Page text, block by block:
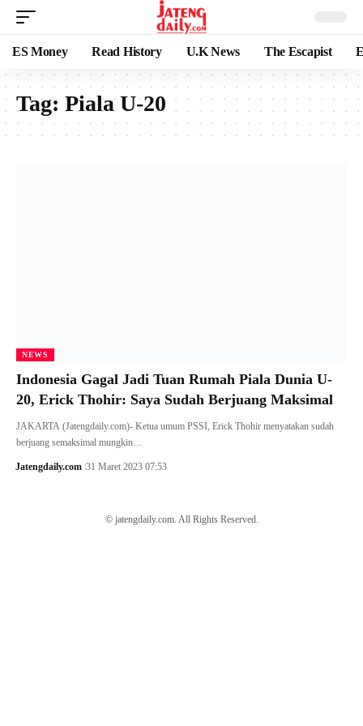
ES Money Read History U.K News The Escapist
Tag: Piala U-20
NEWS
Indonesia Gagal Jadi Tuan Rumah Piala Dunia U-
20, Erick Thohir: Saya Sudah Berjuang Maksimal
JAKARTA (Jatengdaily.com)- Ketua umum PSSI, Erick Thohir menyatakan sudah
berjuang semaksimal mungkin…
Jatengdaily.com 31 Maret 2023 07:53
© jatengdaily.com. All Rights Reserved.